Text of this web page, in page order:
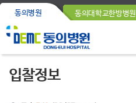
동의병원 동의대학교한방병원
입찰정보